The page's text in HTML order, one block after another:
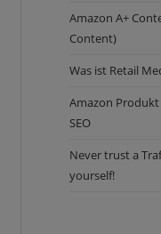
Amazon ­­­A+
Content)
Was ist Retail
Amazon
SEO
Never trust a
yourself!